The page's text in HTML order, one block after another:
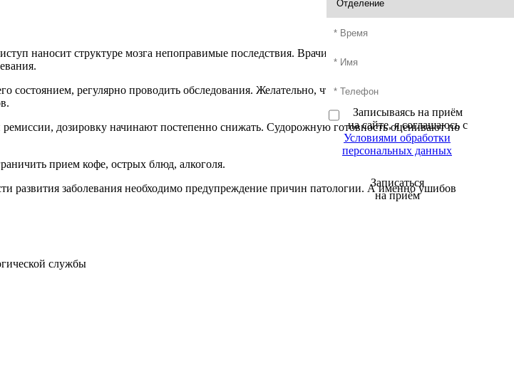
Записываясь на приём
на сайте, я соглашаюсь с
Условиями обработки
персональных данных
Записаться
на приём
наносит структуре мозга непоправимые последствия. Врачи назначают комплексную и
регулярно проводить обследования. Желательно, чтобы рядом всегда
ремиссии, дозировку начинают постепенно снижать. Судорожную готовность оценивают по
прием кофе, острых блюд, алкоголя.
развития заболевания необходимо предупреждение причин патологии. А именно ушибов
службы